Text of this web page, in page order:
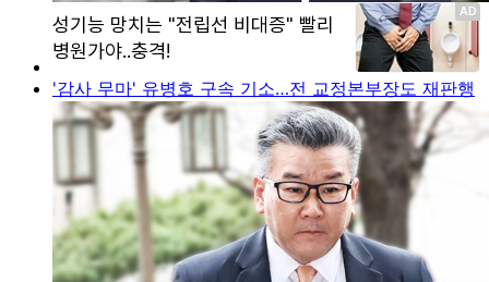
'감사 무마' 유병호 구속 기소…전 교정본부장도 재판행